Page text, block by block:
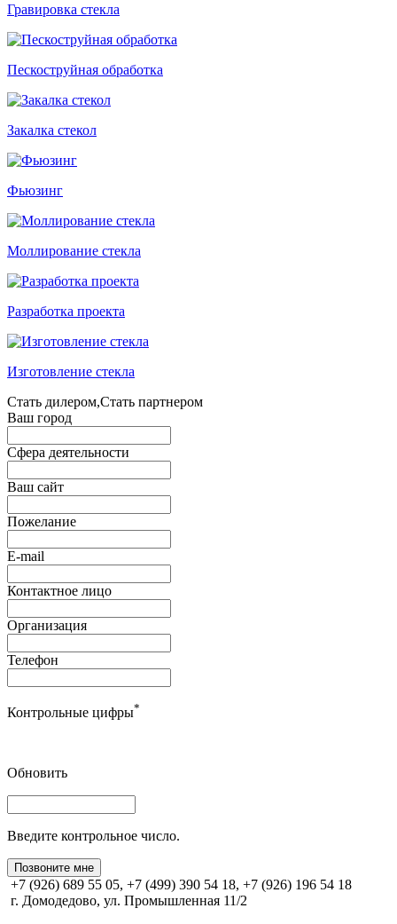
Гравировка стекла
Пескоструйная обработка
Закалка стекол
Фьюзинг
Моллирование стекла
Разработка проекта
Изготовление стекла
Стать дилером,Стать партнером
Ваш город
Сфера деятельности
Ваш сайт
Пожелание
E-mail
Контактное лицо
Организация
Телефон
Контрольные цифры*
Обновить
Введите контрольное число.
Позвоните мне
+7 (926) 689 55 05, +7 (499) 390 54 18, +7 (926) 196 54 18
г. Домодедово, ул. Промышленная 11/2